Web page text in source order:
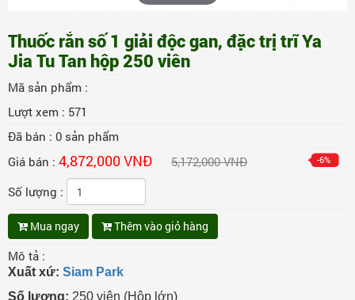
Thuốc rắn số 1 giải độc gan, đặc trị trĩ Ya
Jia Tu Tan hộp 250 viên
Mã sản phẩm :
Lượt xem : 571
Đã bán : 0 sản phẩm
Giá bán : 4,872,000 VNĐ 5,172,000 VNĐ -6%
Số lượng :
Mua ngay Thêm vào giỏ hàng
Mô tả :
Xuất xứ: Siam Park
Số lượng: 250 viên (Hộp lớn)